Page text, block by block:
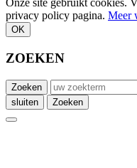
Onze site gebruikt cookies.
privacy policy pagina. Meer
OK
ZOEKEN
Zoeken
sluiten
Zoeken